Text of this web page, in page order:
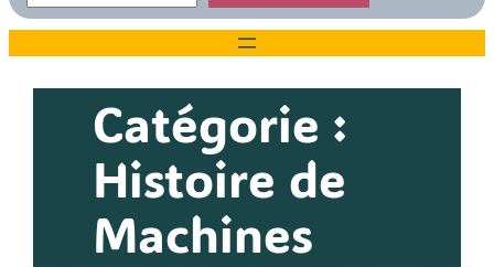
Catégorie :
Histoire de
Machines